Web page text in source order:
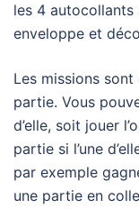
les 4 autocollants
enveloppe et
Les missions
partie. Vous
d’elle, soit jouer
partie si l’une
par exemple
une partie en